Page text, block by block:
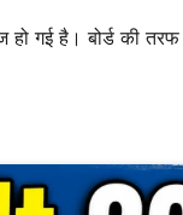
गई है। बोर्ड की तरफ